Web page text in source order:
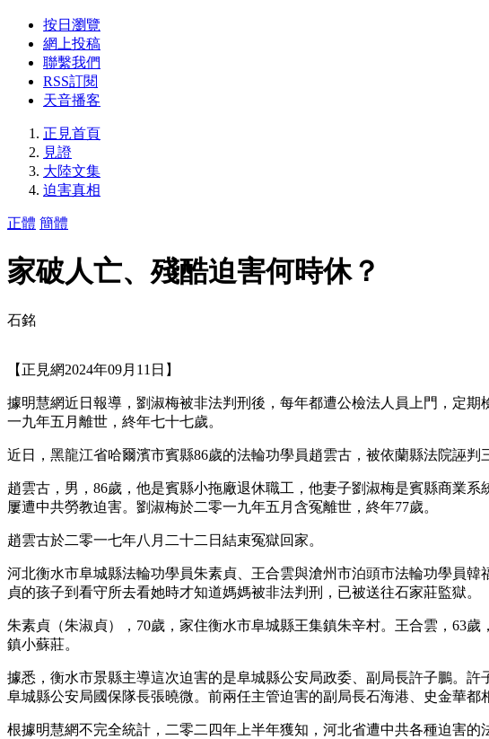
按日瀏覽
網上投稿
聯繫我們
RSS訂閱
天音播客
正見首頁
見證
大陸文集
迫害真相
正體 簡體
家破人亡、殘酷迫害何時休？
石銘
【正見網2024年09月11日】
據明慧網近日報導，劉淑梅被非法判刑後，每年都遭公檢法人員上門，定
一九年五月離世，終年七十七歲。
近日，黑龍江省哈爾濱市賓縣86歲的法輪功學員趙雲古，被依蘭縣法院誣判
趙雲古，男，86歲，他是賓縣小拖廠退休職工，他妻子劉淑梅是賓縣商業
屢遭中共勞教迫害。劉淑梅於二零一九年五月含冤離世，終年77歲。
趙雲古於二零一七年八月二十二日結束冤獄回家。
河北衡水市阜城縣法輪功學員朱素貞、王合雲與滄州市泊頭市法輪功學員
貞的孩子到看守所去看她時才知道媽媽被非法判刑，已被送往石家莊監獄。
朱素貞（朱淑貞），70歲，家住衡水市阜城縣王集鎮朱辛村。王合雲，63
鎮小蘇莊。
據悉，衡水市景縣主導這次迫害的是阜城縣公安局政委、副局長許子鵬。
阜城縣公安局國保隊長張曉微。前兩任主管迫害的副局長石海港、史金華都
根據明慧網不完全統計，二零二四年上半年獲知，河北省遭中共各種迫害